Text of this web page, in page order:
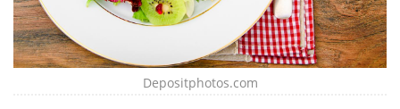
Depositphotos.com